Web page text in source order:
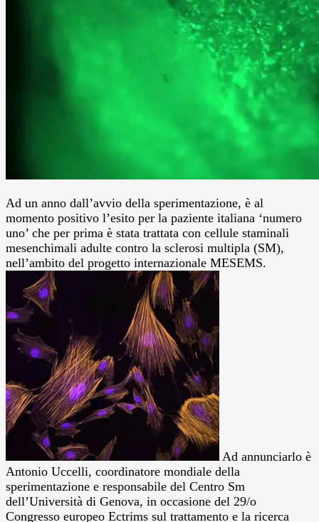
Ad un anno dall’avvio della sperimentazione, è al
momento positivo l’esito per la paziente italiana ‘numero
uno’ che per prima è stata trattata con cellule staminali
mesenchimali adulte contro la sclerosi multipla (SM),
nell’ambito del progetto internazionale MESEMS.
Ad annunciarlo è
Antonio Uccelli, coordinatore mondiale della
sperimentazione e responsabile del Centro Sm
dell’Università di Genova, in occasione del 29/o
Congresso europeo Ectrims sul trattamento e la ricerca